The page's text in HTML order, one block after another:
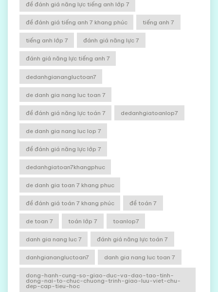
đề đánh giá năng lực tiếng anh lớp 7
đề đánh giá tiếng anh 7 khang phúc tiếng anh 7
tiếng anh lớp 7 đánh giá năng lực 7
đánh giá năng lực tiếng anh 7
dedanhgianangluctoan7
de danh gia nang luc toan 7
đề đánh giá năng lực toán 7 dedanhgiatoanlop7
de danh gia nang luc lop 7
đề đánh giá năng lực lớp 7
dedanhgiatoan7khangphuc
de danh gia toan 7 khang phuc
đề đánh giá toán 7 khang phúc đề toán 7
de toan 7 toán lớp 7 toanlop7
danh gia nang luc 7 đánh giá năng lực toán 7
danhgianangluctoan7 danh gia nang luc toan 7
dong-hanh-cung-so-giao-duc-va-dao-tao-tinh-
dong-nai-to-chuc-chuong-trinh-giao-luu-viet-chu-
dep-cap-tieu-hoc